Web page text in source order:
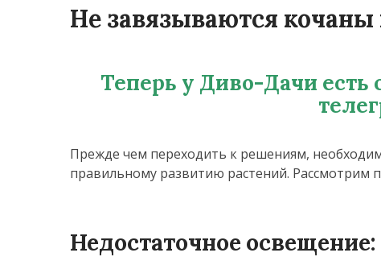
Не завязываются
Теперь у Диво-Дачи есть
Прежде чем переходить к решениям,
правильному развитию растений.
Недостаточное